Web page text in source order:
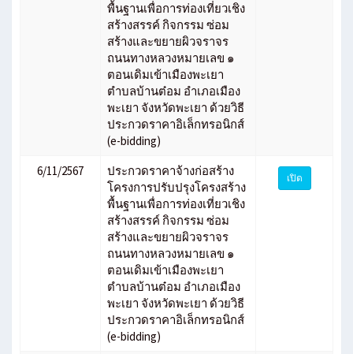
พื้นฐานเพื่อการท่องเที่ยวเชิง
สร้างสรรค์ กิจกรรม ซ่อม
สร้างและขยายผิวจราจร
ถนนทางหลวงหมายเลข ๑
ตอนเดิมเข้าเมืองพะเยา
ตำบลบ้านต๋อม อำเภอเมือง
พะเยา จังหวัดพะเยา ด้วยวิธี
ประกวดราคาอิเล็กทรอนิกส์
(e-bidding)
6/11/2567
ประกวดราคาจ้างก่อสร้าง
โครงการปรับปรุงโครงสร้าง
พื้นฐานเพื่อการท่องเที่ยวเชิง
สร้างสรรค์ กิจกรรม ซ่อม
สร้างและขยายผิวจราจร
ถนนทางหลวงหมายเลข ๑
ตอนเดิมเข้าเมืองพะเยา
ตำบลบ้านต๋อม อำเภอเมือง
พะเยา จังหวัดพะเยา ด้วยวิธี
ประกวดราคาอิเล็กทรอนิกส์
(e-bidding)
เปิด